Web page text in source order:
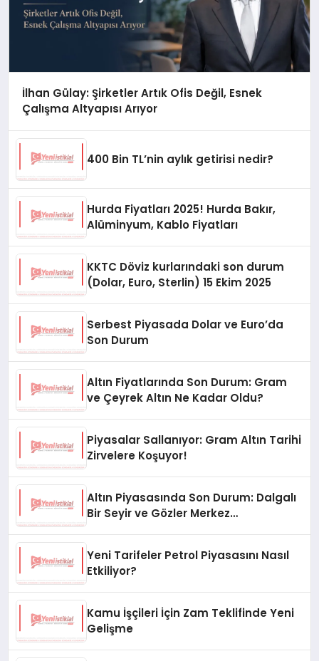
İlhan Gülay: Şirketler Artık Ofis Değil, Esnek
Çalışma Altyapısı Arıyor
400 Bin TL’nin aylık getirisi nedir?
Hurda Fiyatları 2025! Hurda Bakır,
Alüminyum, Kablo Fiyatları
KKTC Döviz kurlarındaki son durum
(Dolar, Euro, Sterlin) 15 Ekim 2025
Serbest Piyasada Dolar ve Euro’da
Son Durum
Altın Fiyatlarında Son Durum: Gram
ve Çeyrek Altın Ne Kadar Oldu?
Piyasalar Sallanıyor: Gram Altın Tarihi
Zirvelere Koşuyor!
Altın Piyasasında Son Durum: Dalgalı
Bir Seyir ve Gözler Merkez
Yeni Tarifeler Petrol Piyasasını Nasıl
Etkiliyor?
Kamu İşçileri İçin Zam Teklifinde Yeni
Gelişme